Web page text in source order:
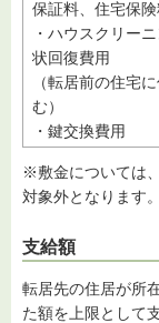
保証料、住宅保険
・ハウスクリー
状回復費用
（転居前の住宅
む）
・鍵交換費用
※敷金については
対象外となります。
支給額
転居先の住居が所
た額を上限として